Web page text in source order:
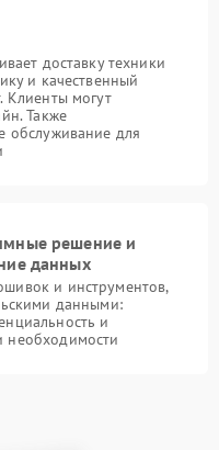
доставку техники
и качественный
Клиенты могут
Также
обслуживание для
решение и
данных
и инструментов,
данными:
и
необходимости